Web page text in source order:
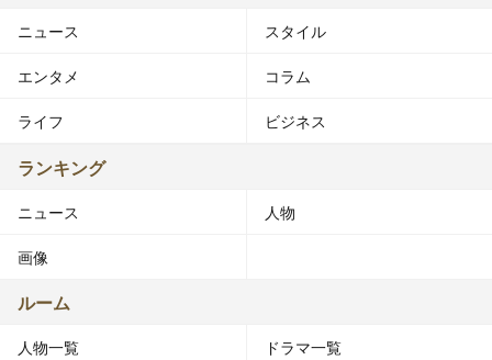
ニュース スタイル
エンタメ コラム
ライフ ビジネス
ランキング
ニュース 人物
画像
ルーム
人物一覧 ドラマ一覧